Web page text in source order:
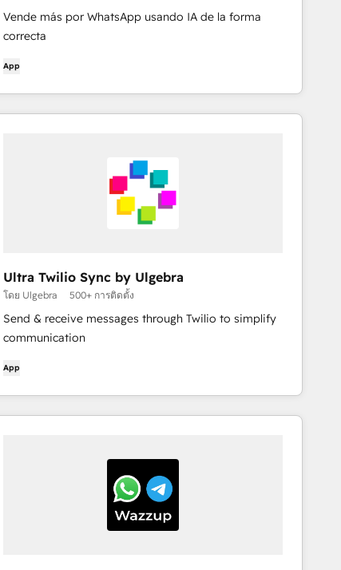
Vende más por WhatsApp usando IA de la forma
correcta
App
Ultra Twilio Sync by Ulgebra
โดย Ulgebra 500+ การติดตั้ง
Send & receive messages through Twilio to simplify
communication
App